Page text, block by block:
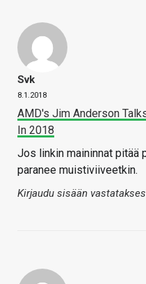
Svk
8.1.2018
AMD's Jim Anderson
In 2018
Jos linkin maininnat pitää
paranee muistiviiveetkin.
Kirjaudu sisään